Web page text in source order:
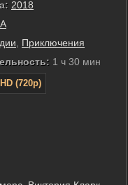
2018
Приключения
1 ч 30 мин
HD (720p)